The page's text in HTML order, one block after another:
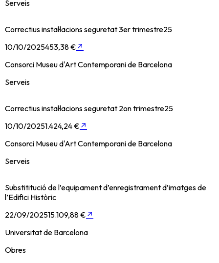
Serveis
Correctius instal·lacions seguretat 3er trimestre25
10/10/2025453,38 € ↗
Consorci Museu d'Art Contemporani de Barcelona
Serveis
Correctius instal·lacions seguretat 2on trimestre25
10/10/20251.424,24 € ↗
Consorci Museu d'Art Contemporani de Barcelona
Serveis
Substititució de l’equipament d’enregistrament d’imatges de
l’Edifici Històric
22/09/202515.109,88 € ↗
Universitat de Barcelona
Obres